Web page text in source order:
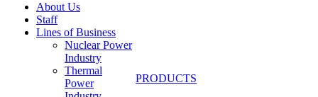
About Us
Staff
Lines of Business
Nuclear Power
Industry
Thermal
Power
PRODUCTS